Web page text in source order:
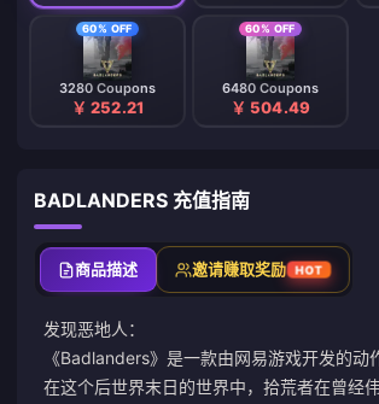
60% OFF
3280 Coupons
￥ 252.21
60% OFF
6480 Coupons
￥ 504.49
BADLANDERS 充值指南
商品描述 邀请赚取奖励 HOT
发现恶地人：
《Badlanders》是一款由网易游戏开发的动
在这个后世界末日的世界中，拾荒者在曾经